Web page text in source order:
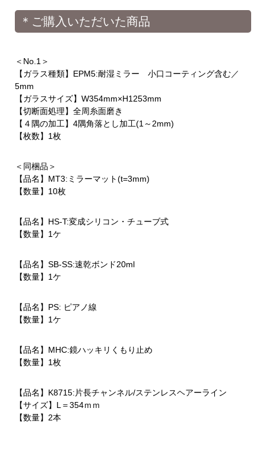
＊ご購入いただいた商品
＜No.1＞
【ガラス種類】EPM5:耐湿ミラー 小口コーティング含む／
5mm
【ガラスサイズ】W354mm×H1253mm
【切断面処理】全周糸面磨き
【４隅の加工】4隅角落とし加工(1～2mm)
【枚数】1枚
＜同梱品＞
【品名】MT3:ミラーマット(t=3mm)
【数量】10枚
【品名】HS-T:変成シリコン・チューブ式
【数量】1ケ
【品名】SB-SS:速乾ボンド20ml
【数量】1ケ
【品名】PS: ピアノ線
【数量】1ケ
【品名】MHC:鏡ハッキリくもり止め
【数量】1枚
【品名】K8715:片長チャンネル/ステンレスヘアーライン
【サイズ】L＝354ｍｍ
【数量】2本